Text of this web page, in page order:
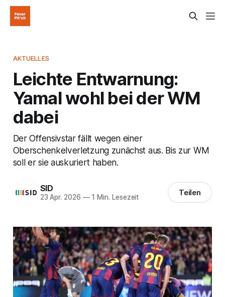
AKTUELLES
Leichte Entwarnung:
Yamal wohl bei der WM
dabei
Der Offensivstar fällt wegen einer
Oberschenkelverletzung zunächst aus. Bis zur WM
soll er sie auskuriert haben.
SID
23 Apr. 2026 —1 Min. Lesezeit Teilen